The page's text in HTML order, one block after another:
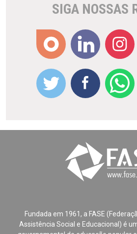
SIGA NOSSAS
Fundada em 1961, a FASE
Assistência Social e Educacional) é